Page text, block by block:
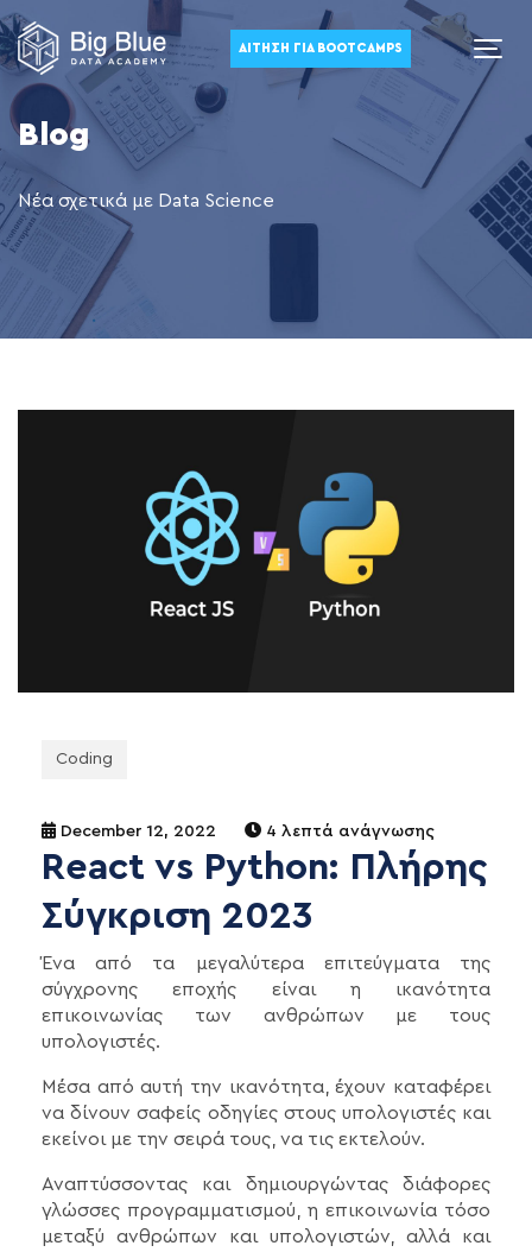
ΑΊΤΗΣΗ ΓΙΑ BOOTCAMPS
Blog
Νέα σχετικά με Data Science
Coding
December 12, 2022 4 λεπτά ανάγνωσης
React vs Python: Πλήρης
Σύγκριση 2023
Ένα από τα μεγαλύτερα επιτεύγματα της
σύγχρονης εποχής είναι η ικανότητα
επικοινωνίας των ανθρώπων με τους
υπολογιστές.
Μέσα από αυτή την ικανότητα, έχουν καταφέρει
να δίνουν σαφείς οδηγίες στους υπολογιστές και
εκείνοι με την σειρά τους, να τις εκτελούν.
Αναπτύσσοντας και δημιουργώντας διάφορες
γλώσσες προγραμματισμού, η επικοινωνία τόσο
μεταξύ ανθρώπων και υπολογιστών, αλλά και